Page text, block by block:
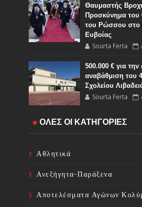
Θαυμαστής
Προσκύνημα του
του Ρώσσου στο
Ευβοίας
Sourta Ferta
500.000 € για την
αναβάθμιση του
Σχολείου
Sourta Ferta
Διρφύων-
ΟΛΕΣ ΟΙ ΚΑΤΗΓΟΡΙΕΣ
Αθλητικά
Ανεξήγητα-Παράξενα
Αποτελέσματα Αγώνων